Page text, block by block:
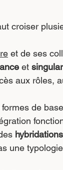
croiser
et de ses
et
aux rôles,
de
une